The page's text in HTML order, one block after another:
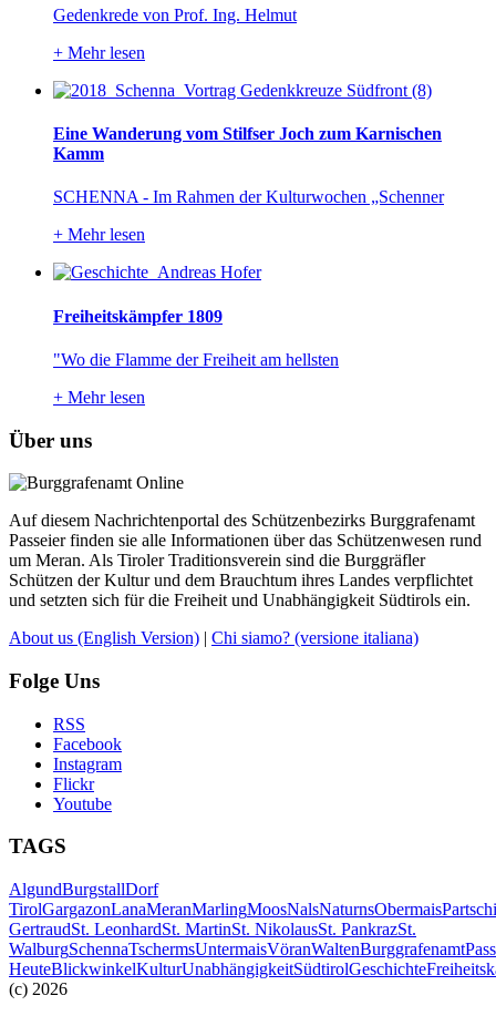
Gedenkrede von Prof. Ing. Helmut
+ Mehr lesen
Eine Wanderung vom Stilfser Joch zum Karnischen
Kamm
SCHENNA - Im Rahmen der Kulturwochen „Schenner
+ Mehr lesen
Freiheitskämpfer 1809
"Wo die Flamme der Freiheit am hellsten
+ Mehr lesen
Über uns
Auf diesem Nachrichtenportal des Schützenbezirks Burggrafenamt
Passeier finden sie alle Informationen über das Schützenwesen rund
um Meran. Als Tiroler Traditionsverein sind die Burggräfler
Schützen der Kultur und dem Brauchtum ihres Landes verpflichtet
und setzten sich für die Freiheit und Unabhängigkeit Südtirols ein.
About us (English Version) | Chi siamo? (versione italiana)
Folge Uns
RSS
Facebook
Instagram
Flickr
Youtube
TAGS
AlgundBurgstallDorf
TirolGargazonLanaMeranMarlingMoosNalsNaturnsObermais
GertraudSt. LeonhardSt. MartinSt. NikolausSt. PankrazSt.
WalburgSchennaTschermsUntermaisVöranWaltenBurggrafenamt
HeuteBlickwinkelKulturUnabhängigkeitSüdtirolGeschichte
(c) 2026